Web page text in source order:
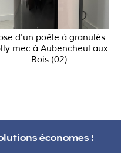
d'un poêle à granulés
mec à Aubencheul aux
Bois (02)
économes !